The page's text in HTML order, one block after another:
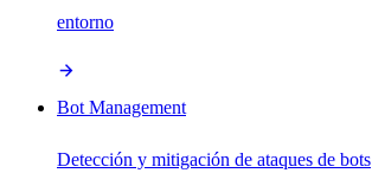
entorno
Bot Management
Detección y mitigación de ataques de bots